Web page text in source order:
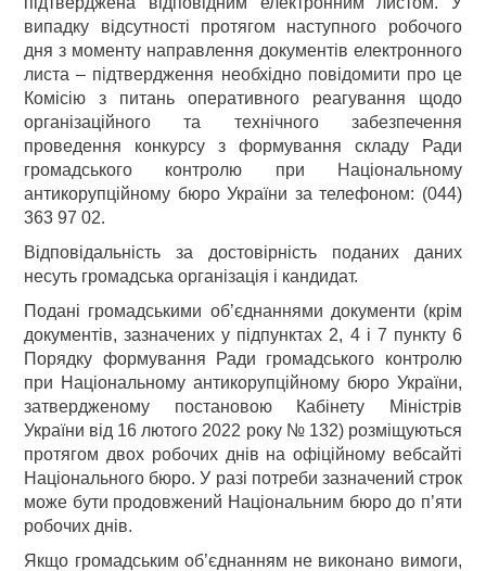
випадку відсутності протягом наступного робочого
дня з моменту направлення документів електронного
листа – підтвердження необхідно повідомити про це
Комісію з питань оперативного реагування щодо
організаційного та технічного забезпечення
проведення конкурсу з формування складу Ради
громадського контролю при Національному
антикорупційному бюро України за телефоном: (044)
363 97 02.
Відповідальність за достовірність поданих даних
несуть громадська організація і кандидат.
Подані громадськими об’єднаннями документи (крім
документів, зазначених у підпунктах 2, 4 і 7 пункту 6
Порядку формування Ради громадського контролю
при Національному антикорупційному бюро України,
затвердженому постановою Кабінету Міністрів
України від 16 лютого 2022 року № 132) розміщуються
протягом двох робочих днів на офіційному вебсайті
Національного бюро. У разі потреби зазначений строк
може бути продовжений Національним бюро до п’яти
робочих днів.
Якщо громадським об’єднанням не виконано вимоги,